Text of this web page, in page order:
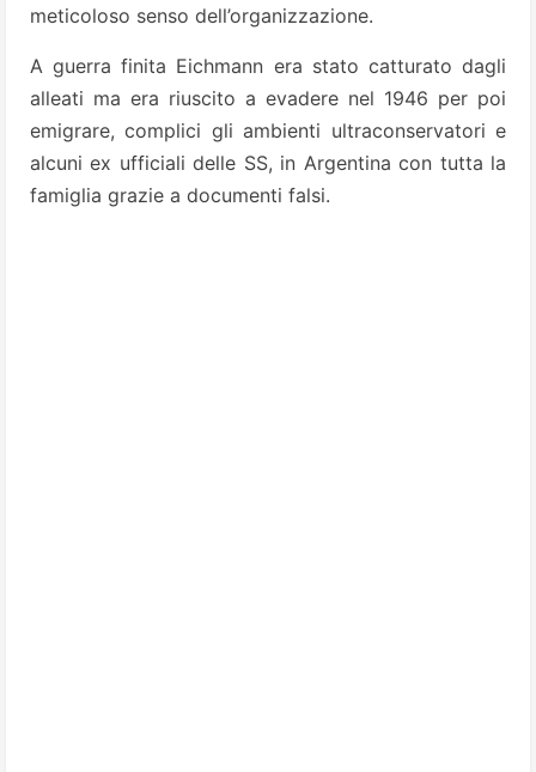
meticoloso senso dell’organizzazione.
A guerra finita Eichmann era stato catturato dagli
alleati ma era riuscito a evadere nel 1946 per poi
emigrare, complici gli ambienti ultraconservatori e
alcuni ex ufficiali delle SS, in Argentina con tutta la
famiglia grazie a documenti falsi.